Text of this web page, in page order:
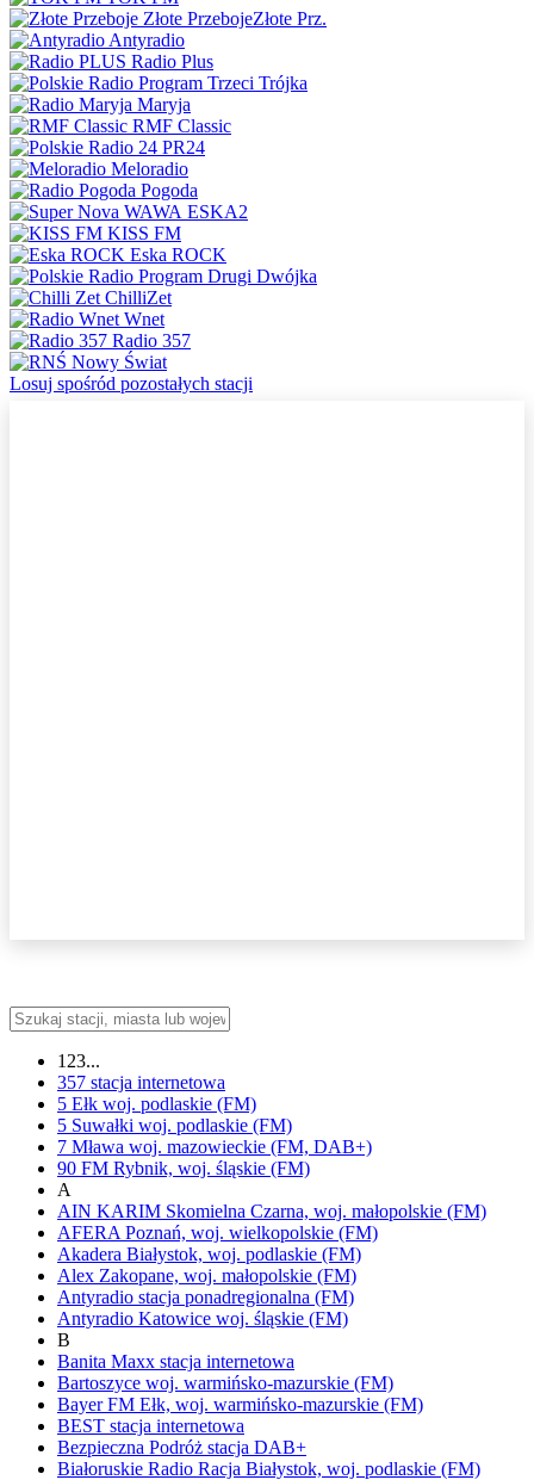
Złote PrzebojeZłote Prz.
Antyradio
Radio Plus
Trójka
Maryja
RMF Classic
PR24
Meloradio
Pogoda
ESKA2
KISS FM
Eska ROCK
Dwójka
ChilliZet
Wnet
Radio 357
Nowy Świat
Losuj spośród pozostałych stacji
123...
357 stacja internetowa
5 Ełk woj. podlaskie (FM)
5 Suwałki woj. podlaskie (FM)
7 Mława woj. mazowieckie (FM, DAB+)
90 FM Rybnik, woj. śląskie (FM)
A
AIN KARIM Skomielna Czarna, woj. małopolskie (FM)
AFERA Poznań, woj. wielkopolskie (FM)
Akadera Białystok, woj. podlaskie (FM)
Alex Zakopane, woj. małopolskie (FM)
Antyradio stacja ponadregionalna (FM)
Antyradio Katowice woj. śląskie (FM)
B
Banita Maxx stacja internetowa
Bartoszyce woj. warmińsko-mazurskie (FM)
Bayer FM Ełk, woj. warmińsko-mazurskie (FM)
BEST stacja internetowa
Bezpieczna Podróż stacja DAB+
Białoruskie Radio Racja Białystok, woj. podlaskie (FM)